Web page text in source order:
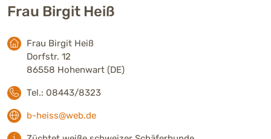
Frau Birgit Heiß
Frau Birgit Heiß
Dorfstr. 12
86558 Hohenwart (DE)
Tel.: 08443/8323
b-heiss@web.de